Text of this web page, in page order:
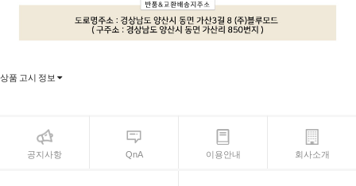
상품 고시 정보
공지사항 QnA 이용안내 회사소개